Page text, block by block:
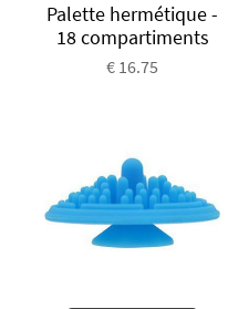
Palette hermétique -
18 compartiments
€ 16.75